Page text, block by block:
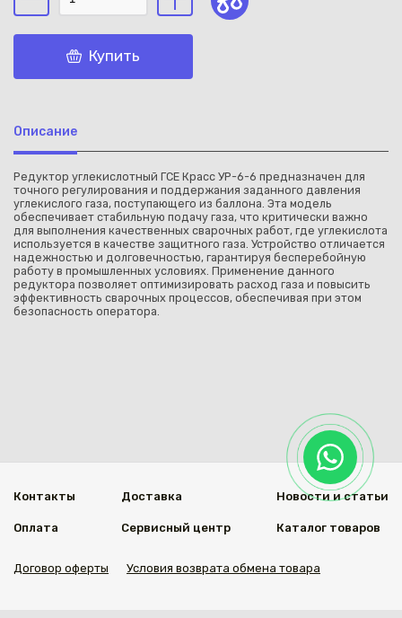
Купить
Описание
Редуктор углекислотный ГСЕ Красс УР-6-6 предназначен для
точного регулирования и поддержания заданного давления
углекислого газа, поступающего из баллона. Эта модель
обеспечивает стабильную подачу газа, что критически важно
для выполнения качественных сварочных работ, где углекислота
используется в качестве защитного газа. Устройство отличается
надежностью и долговечностью, гарантируя бесперебойную
работу в промышленных условиях. Применение данного
редуктора позволяет оптимизировать расход газа и повысить
эффективность сварочных процессов, обеспечивая при этом
безопасность оператора.
Контакты
Оплата
Доставка
Сервисный центр
Новости и статьи
Каталог товаров
Договор оферты Условия возврата обмена товара